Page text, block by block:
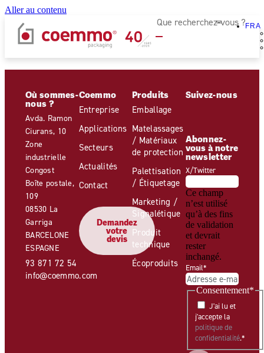
Aller au contenu
FRA
Où sommes-
nous ?
Avda. Ramon
Ciurans, 10
Zone
industrielle
Congost
Boîte postale,
109
08530 La
Garriga
BARCELONE
ESPAGNE
93 871 72 54
info@coemmo.com
Coemmo
Entreprise
Applications
Secteurs
Actualités
Contact
Demandez
votre
devis
Produits
Emballage
Matelassages
/ Matériaux
de protection
Palettisation
/ Étiquetage
Marketing /
Signalétique
Produit
technique
Écoproduits
Suivez-nous
Abonnez-
vous à notre
newsletter
X/Twitter
Ce champ
n’est utilisé
qu’à des fins
de validation
et devrait
rester
inchangé.
Email*
Consentement*
J'ai lu et
j'accepte la
politique de
confidentialité.*